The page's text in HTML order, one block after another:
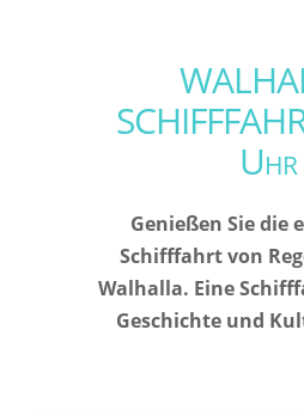
Uhr
Genießen Sie die
Schifffahrt von
Walhalla. Eine
Geschichte und